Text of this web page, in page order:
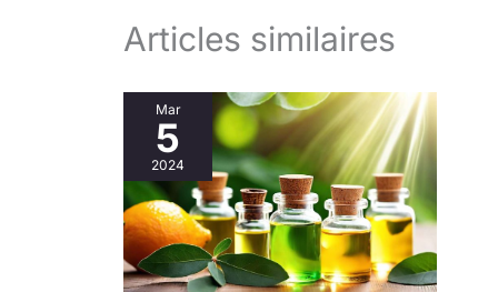
Articles similaires
Mar
5
2024